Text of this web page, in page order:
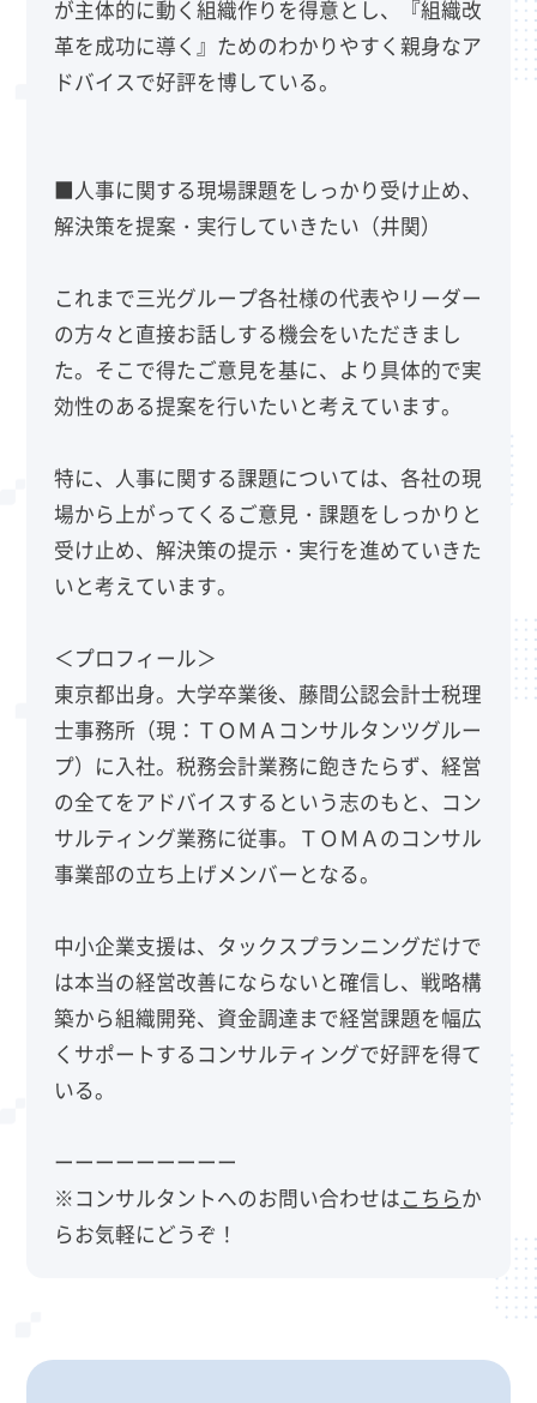
が主体的に動く組織作りを得意とし、『組織改
革を成功に導く』ためのわかりやすく親身なア
ドバイスで好評を博している。
■人事に関する現場課題をしっかり受け止め、
解決策を提案・実行していきたい（井関）
これまで三光グループ各社様の代表やリーダー
の方々と直接お話しする機会をいただきまし
た。そこで得たご意見を基に、より具体的で実
効性のある提案を行いたいと考えています。
特に、人事に関する課題については、各社の現
場から上がってくるご意見・課題をしっかりと
受け止め、解決策の提示・実行を進めていきた
いと考えています。
＜プロフィール＞
東京都出身。大学卒業後、藤間公認会計士税理
士事務所（現：ＴＯＭＡコンサルタンツグルー
プ）に入社。税務会計業務に飽きたらず、経営
の全てをアドバイスするという志のもと、コン
サルティング業務に従事。ＴＯＭＡのコンサル
事業部の立ち上げメンバーとなる。
中小企業支援は、タックスプランニングだけで
は本当の経営改善にならないと確信し、戦略構
築から組織開発、資金調達まで経営課題を幅広
くサポートするコンサルティングで好評を得て
いる。
ーーーーーーーーー
※コンサルタントへのお問い合わせはこちらか
らお気軽にどうぞ！